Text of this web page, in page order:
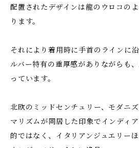
配置されたデザインは龍のウロコの
ります。
それにより着用時に手首のラインに
ルバー特有の重厚感がありながらも
っています。
北欧のミッドセンチュリー、モダニ
マリズムが同居した印象でインディ
的ではなく、イタリアンジュエリー